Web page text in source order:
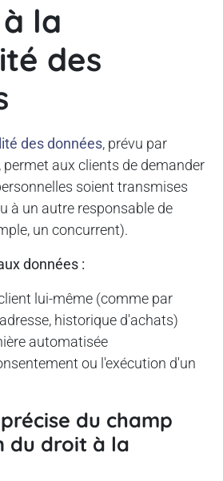
la
des
des données, prévu par
permet aux clients de demander
soient transmises
à un autre responsable de
un concurrent).
données :
lui-même (comme par
historique d'achats)
automatisée
ou l'exécution d'un
du champ
du droit à la